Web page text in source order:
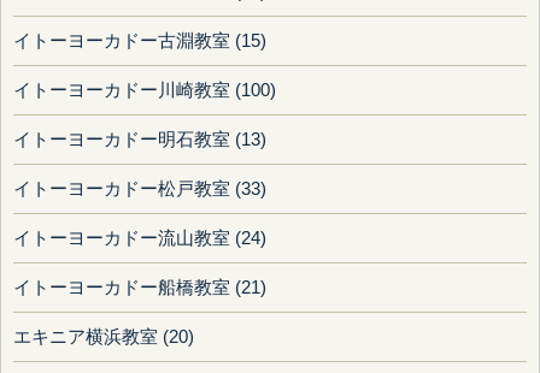
イトーヨーカドー古淵教室 (15)
イトーヨーカドー川崎教室 (100)
イトーヨーカドー明石教室 (13)
イトーヨーカドー松戸教室 (33)
イトーヨーカドー流山教室 (24)
イトーヨーカドー船橋教室 (21)
エキニア横浜教室 (20)